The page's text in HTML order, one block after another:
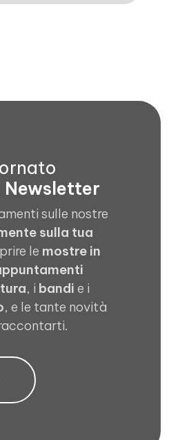
sulle nostre
sulla tua
le mostre in
, i bandi e i
, e le tante novità